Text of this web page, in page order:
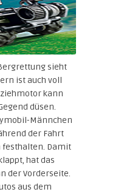
sieht
ist auch voll
kann
düsen.
Männchen
der Fahrt
festhalten. Damit
hat das
der Vorderseite.
aus dem